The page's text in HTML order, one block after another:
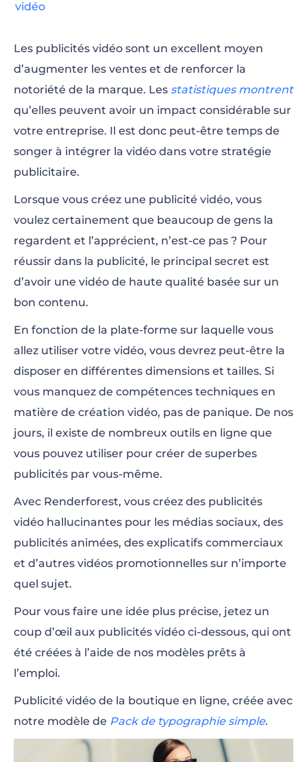
vidéo
Les publicités vidéo sont un excellent moyen
d’augmenter les ventes et de renforcer la
notoriété de la marque. Les statistiques montrent
qu’elles peuvent avoir un impact considérable sur
votre entreprise. Il est donc peut-être temps de
songer à intégrer la vidéo dans votre stratégie
publicitaire.
Lorsque vous créez une publicité vidéo, vous
voulez certainement que beaucoup de gens la
regardent et l’apprécient, n’est-ce pas ? Pour
réussir dans la publicité, le principal secret est
d’avoir une vidéo de haute qualité basée sur un
bon contenu.
En fonction de la plate-forme sur laquelle vous
allez utiliser votre vidéo, vous devrez peut-être la
disposer en différentes dimensions et tailles. Si
vous manquez de compétences techniques en
matière de création vidéo, pas de panique. De nos
jours, il existe de nombreux outils en ligne que
vous pouvez utiliser pour créer de superbes
publicités par vous-même.
Avec Renderforest, vous créez des publicités
vidéo hallucinantes pour les médias sociaux, des
publicités animées, des explicatifs commerciaux
et d’autres vidéos promotionnelles sur n’importe
quel sujet.
Pour vous faire une idée plus précise, jetez un
coup d’œil aux publicités vidéo ci-dessous, qui ont
été créées à l’aide de nos modèles prêts à
l’emploi.
Publicité vidéo de la boutique en ligne, créée avec
notre modèle de Pack de typographie simple.